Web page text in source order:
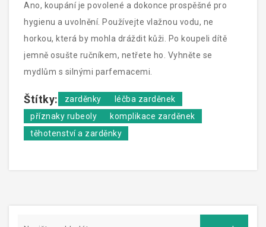
Ano, koupání je povolené a dokonce prospěšné pro
hygienu a uvolnění. Používejte vlažnou vodu, ne
horkou, která by mohla dráždit kůži. Po koupeli dítě
jemně osušte ručníkem, netřete ho. Vyhněte se
mydlům s silnými parfemacemi.
Štítky: zarděnky
léčba zarděnek
příznaky rubeoly
komplikace zarděnek
těhotenství a zarděnky